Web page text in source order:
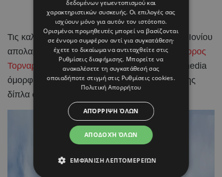
Τις καλοκαιρινές τουςδιακοπές
στα νησιά του Ιονίου
απολαμβάνουν ηΡαμόνα Φίλιπκαι οΧριστόφορος
Τορναρίτης
, μοιράζοντας μέσα από τα social media
όμορφα στιγμιότυπα από τις ημέρες χαλάρωσης
δίπλα στη θάλασσα.
δεδομένων γεωεντοπισμού και
χαρακτηριστικών συσκευής. Οι επιλογές σας
ισχύουν μόνο για αυτόν τον ιστότοπο.
Ορισμένοι προμηθευτές μπορεί να βασίζονται
σε έννομο συμφέρον αντί για συγκατάθεση·
έχετε το δικαίωμα να αντιταχθείτε στις
Ρυθμίσεις διαφήμισης. Μπορείτε να
ανακαλέσετε τη συγκατάθεσή σας
οποιαδήποτε στιγμή στις Ρυθμίσεις cookies.
Πολιτική Απορρήτου
ΑΠΟΔΟΧΉ ΌΛΩΝ
ΑΠΌΡΡΙΨΗ ΌΛΩΝ
ΕΜΦΆΝΙΣΗ ΛΕΠΤΟΜΕΡΕΙΏΝ